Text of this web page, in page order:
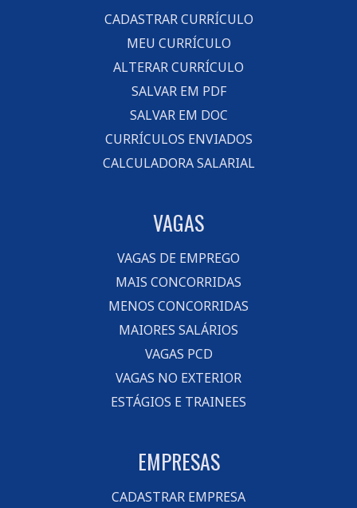
CADASTRAR CURRÍCULO
MEU CURRÍCULO
ALTERAR CURRÍCULO
SALVAR EM PDF
SALVAR EM DOC
CURRÍCULOS ENVIADOS
CALCULADORA SALARIAL
VAGAS
VAGAS DE EMPREGO
MAIS CONCORRIDAS
MENOS CONCORRIDAS
MAIORES SALÁRIOS
VAGAS PCD
VAGAS NO EXTERIOR
ESTÁGIOS E TRAINEES
EMPRESAS
CADASTRAR EMPRESA